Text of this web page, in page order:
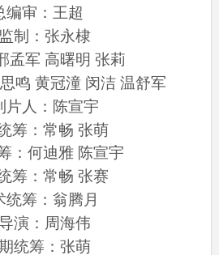
编审：王超
制：张永棣
孟军 高曙明 张莉
鸣 黄冠潼 闵洁 温舒军
片人：陈宣宇
筹：常畅 张萌
：何迪雅 陈宣宇
筹：常畅 张赛
统筹：翁腾月
演：周海伟
统筹：张萌